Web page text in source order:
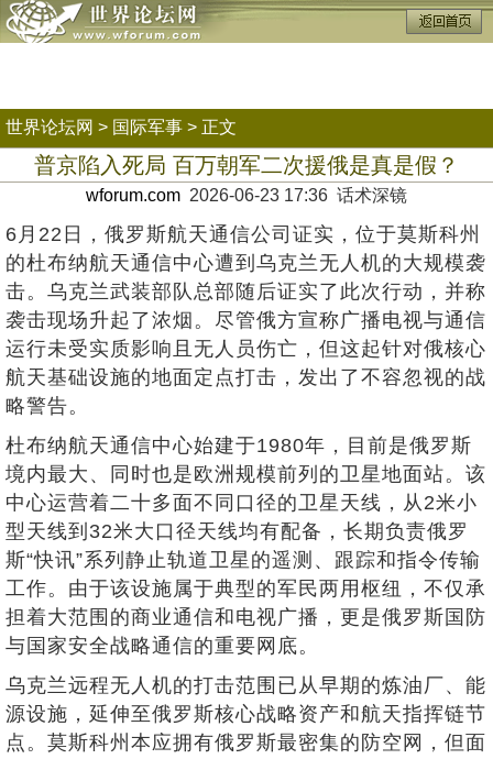
世界论坛网 > 国际军事 > 正文
普京陷入死局 百万朝军二次援俄是真是假？
wforum.com 2026-06-23 17:36 话术深镜
6月22日，俄罗斯航天通信公司证实，位于莫斯科州
的杜布纳航天通信中心遭到乌克兰无人机的大规模袭
击。乌克兰武装部队总部随后证实了此次行动，并称
袭击现场升起了浓烟。尽管俄方宣称广播电视与通信
运行未受实质影响且无人员伤亡，但这起针对俄核心
航天基础设施的地面定点打击，发出了不容忽视的战
略警告。
杜布纳航天通信中心始建于1980年，目前是俄罗斯
境内最大、同时也是欧洲规模前列的卫星地面站。该
中心运营着二十多面不同口径的卫星天线，从2米小
型天线到32米大口径天线均有配备，长期负责俄罗
斯“快讯”系列静止轨道卫星的遥测、跟踪和指令传输
工作。由于该设施属于典型的军民两用枢纽，不仅承
担着大范围的商业通信和电视广播，更是俄罗斯国防
与国家安全战略通信的重要网底。
乌克兰远程无人机的打击范围已从早期的炼油厂、能
源设施，延伸至俄罗斯核心战略资产和航天指挥链节
点。莫斯科州本应拥有俄罗斯最密集的防空网，但面